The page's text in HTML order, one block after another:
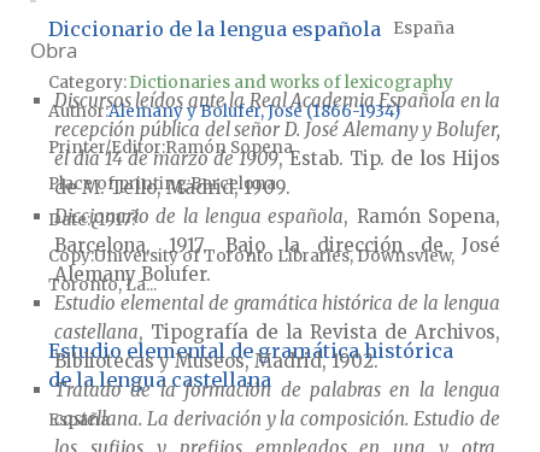
Obra
Discursos leídos ante la Real Academia Española en la
recepción pública del señor D. José Alemany y Bolufer,
el día 14 de marzo de 1909, Estab. Tip. de los Hijos
de M. Tello, Madrid, 1909.
Diccionario de la lengua española, Ramón Sopena,
Barcelona, 1917. Bajo la dirección de José
Alemany Bolufer.
Estudio elemental de gramática histórica de la lengua
castellana, Tipografía de la Revista de Archivos,
Bibliotecas y Museos, Madrid, 1902.
Tratado de la formación de palabras en la lengua
castellana. La derivación y la composición. Estudio de
Diccionario de la lengua española España
Category:Dictionaries and works of lexicography
Author Alemany y Bolufer, José (1866-1934)
Printer/Editor Ramón Sopena
Place of printingBarcelona
Date¿1917?
CopyUniversity of Toronto Libraries, Downsview,
Toronto, La...
Estudio elemental de gramática histórica
de la lengua castellana
España